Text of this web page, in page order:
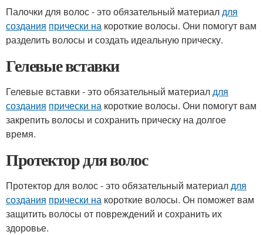
Палочки для волос - это обязательный материалдля
создания прически на короткие волосы. Они помогут вам
разделить волосы и создать идеальную прическу.
Гелевые вставки
Гелевые вставки - это обязательный материалдля
создания прически на короткие волосы. Они помогут вам
закрепить волосы и сохранить прическу на долгое
время.
Протектор для волос
Протектор для волос - это обязательный материалдля
создания прически на короткие волосы. Он поможет вам
защитить волосы от повреждений и сохранить их
здоровье.